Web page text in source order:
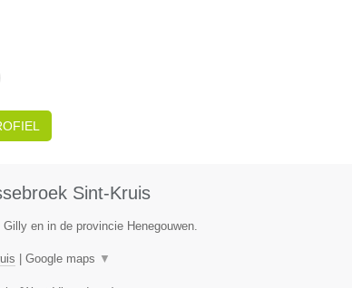
Sint-Kruis
en in de provincie Henegouwen.
Google maps ▼